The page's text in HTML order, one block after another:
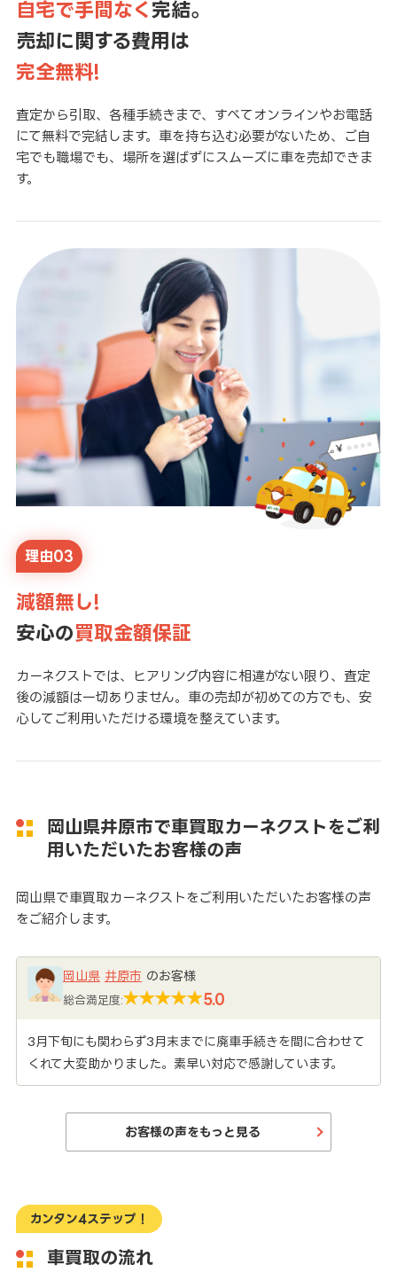
自宅で手間なく 完結。
売却に関する費用は
完全無料!
査定から引取、各種手続きまで、すべてオンラインやお電話
にて無料で完結します。車を持ち込む必要がないため、ご自
宅でも職場でも、場所を選ばずにスムーズに車を売却できま
す。
理由03
減額無し!
安心の買取金額保証
カーネクストでは、ヒアリング内容に相違がない限り、査定
後の減額は一切ありません。車の売却が初めての方でも、安
心してご利用いただける環境を整えています。
岡山県井原市で車買取カーネクストをご利
用いただいたお客様の声
岡山県で車買取カーネクストをご利用いただいたお客様の声
をご紹介します。
岡山県 井原市 のお客様
総合満足度: 5.0
3月下旬にも関わらず3月末までに廃車手続きを間に合わせて
くれて大変助かりました。素早い対応で感謝しています。
お客様の声をもっと見る
カンタン4ステップ！
車買取の流れ